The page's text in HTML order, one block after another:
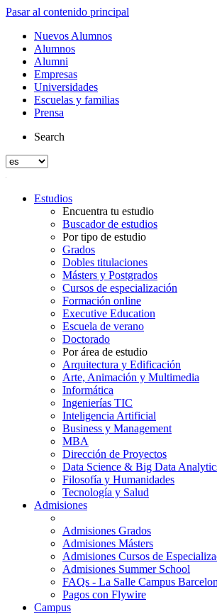
Pasar al contenido principal
Nuevos Alumnos
Alumnos
Alumni
Empresas
Universidades
Escuelas y familias
Prensa
Search
Estudios
Encuentra tu estudio
Buscador de estudios
Por tipo de estudio
Grados
Dobles titulaciones
Másters y Postgrados
Cursos de especialización
Formación online
Executive Education
Escuela de verano
Doctorado
Por área de estudio
Arquitectura y Edificación
Arte, Animación y Multimedia
Informática
Ingenierías TIC
Inteligencia Artificial
Business y Management
MBA
Dirección de Proyectos
Data Science & Big Data
Filosofía y Humanidades
Tecnología y Salud
Admisiones
Admisiones Grados
Admisiones Másters
Admisiones Cursos de
Admisiones Summer School
FAQs - La Salle Campus
Pagos con Flywire
Campus